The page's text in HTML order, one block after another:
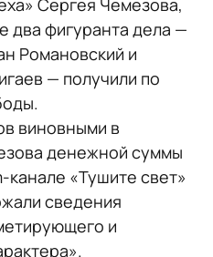
Сергея Чемезова,
два фигуранта дела —
Романовский и
— получили по
виновными в
денежной суммы
канале «Тушите свет»
сведения
и